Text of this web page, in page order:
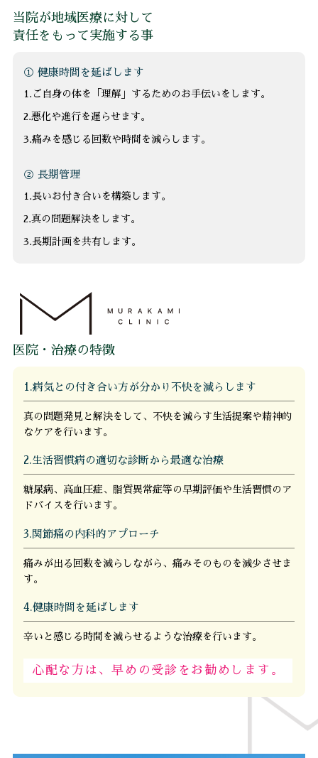
当院が地域医療に対して
責任をもって実施する事
① 健康時間を延ばします
1.ご自身の体を「理解」するためのお手伝いをします。
2.悪化や進行を遅らせます。
3.痛みを感じる回数や時間を減らします。
② 長期管理
1.長いお付き合いを構築します。
2.真の問題解決をします。
3.長期計画を共有します。
医院・治療の特徴
1.病気との付き合い方が分かり不快を減らします
真の問題発見と解決をして、不快を減らす生活提案や精神的
なケアを行います。
2.生活習慣病の適切な診断から最適な治療
糖尿病、高血圧症、脂質異常症等の早期評価や生活習慣のア
ドバイスを行います。
3.関節痛の内科的アプローチ
痛みが出る回数を減らしながら、痛みそのものを減少させま
す。
4.健康時間を延ばします
辛いと感じる時間を減らせるような治療を行います。
心配な方は、早めの受診をお勧めします。